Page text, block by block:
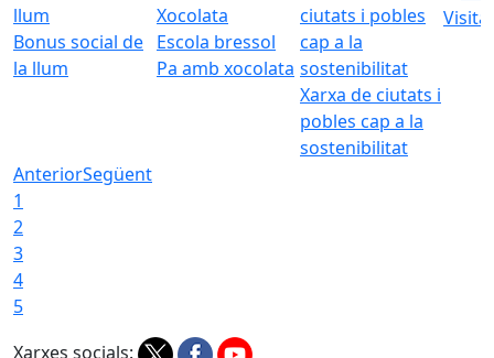
Bonus social de
la llum
Escola bressol
Pa amb xocolata
Xarxa de ciutats i
pobles cap a la
sostenibilitat
Visita
AnteriorSegüent
1
2
3
4
5